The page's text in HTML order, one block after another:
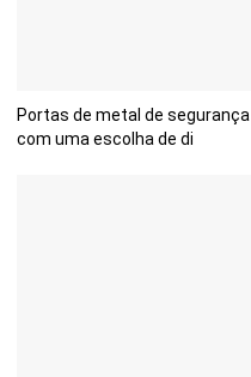
Portas de metal de segurança
com uma escolha de di